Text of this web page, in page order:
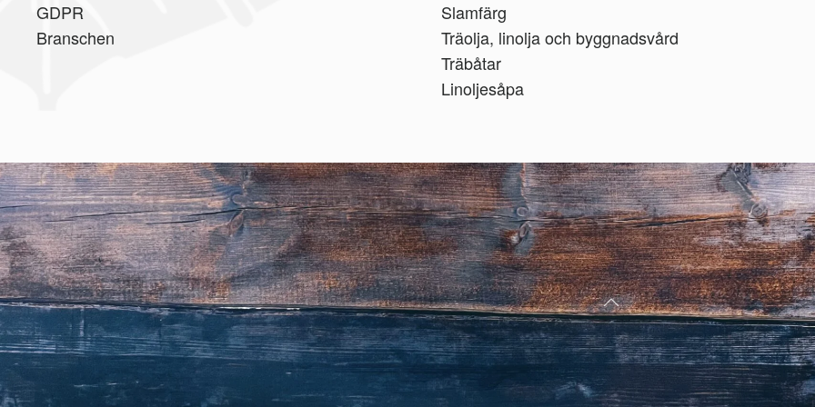
GDPR
Branschen
Slamfärg
Träolja, linolja och byggnadsvård
Träbåtar
Linoljesåpa